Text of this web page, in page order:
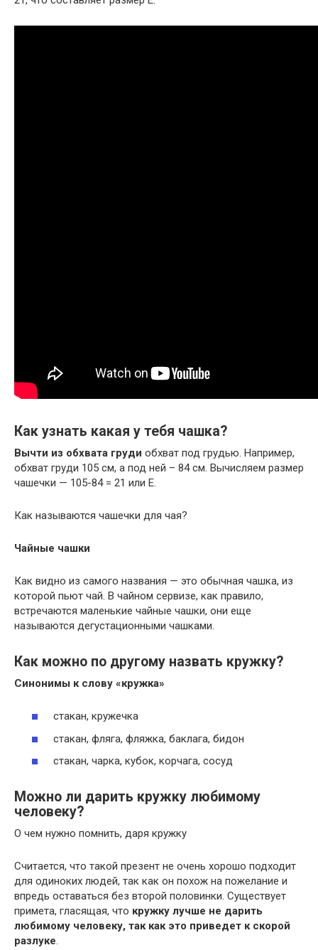
Как узнать какая у тебя чашка?
Вычти из обхвата груди обхват под грудью. Например,
обхват груди 105 см, а под ней – 84 см. Вычисляем размер
чашечки — 105-84 = 21 или E.
Как называются чашечки для чая?
Чайные чашки
Как видно из самого названия — это обычная чашка, из
которой пьют чай. В чайном сервизе, как правило,
встречаются маленькие чайные чашки, они еще
называются дегустационными чашками.
Как можно по другому назвать кружку?
Синонимы к слову «кружка»
стакан, кружечка
стакан, фляга, фляжка, баклага, бидон
стакан, чарка, кубок, корчага, сосуд
Можно ли дарить кружку любимому
человеку?
О чем нужно помнить, даря кружку
Считается, что такой презент не очень хорошо подходит
для одиноких людей, так как он похож на пожелание и
впредь оставаться без второй половинки. Существует
примета, гласящая, что кружку лучше не дарить
любимому человеку, так как это приведет к скорой
разлуке.